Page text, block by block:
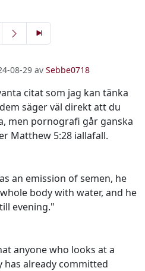
08-29 av Sebbe0718
citat som jag kan tänka
säger väl direkt att du
men pornografi går ganska
Matthew 5:28 iallafall.
an emission of semen, he
body with water, and he
evening."
anyone who looks at a
already committed